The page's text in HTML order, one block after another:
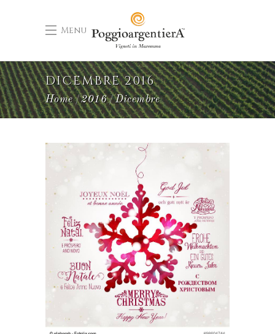
Menu
DICEMBRE 2016
Home 2016 Dicembre